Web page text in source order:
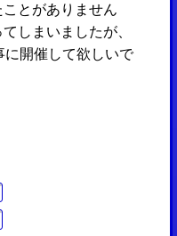
とがありません
しまいましたが、
に開催して欲しいで